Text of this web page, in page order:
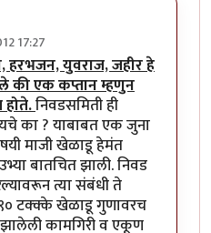
17:27
हरभजन, युवराज, जहीर हे
की एक कप्तान म्हणुन
होते.निवडसमिती ही
का ? याबाबत एक जुना
माजी खेळाडू हेमंत
बातचित झाली. निवड
त्या संबंधी ते
टक्क्के खेळाडू गुणावरच
झालेली कामगिरी व एकूण